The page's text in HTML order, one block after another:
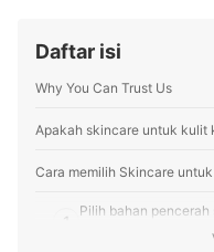
memastikan
Daftar isi
Why You Can Trust Us
Apakah skincare untuk kulit
Cara memilih Skincare
1
Pilih bahan
melasma, bekas